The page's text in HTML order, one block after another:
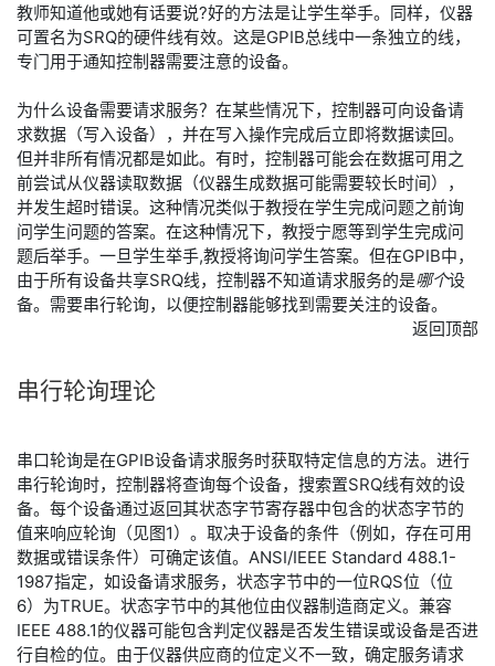
教师知道他或她有话要说?好的方法是让学生举手。同样，仪器
可置名为SRQ的硬件线有效。这是GPIB总线中一条独立的线，
专门用于通知控制器需要注意的设备。
为什么设备需要请求服务？在某些情况下，控制器可向设备请
求数据（写入设备），并在写入操作完成后立即将数据读回。
但并非所有情况都是如此。有时，控制器可能会在数据可用之
前尝试从仪器读取数据（仪器生成数据可能需要较长时间），
并发生超时错误。这种情况类似于教授在学生完成问题之前询
问学生问题的答案。在这种情况下，教授宁愿等到学生完成问
题后举手。一旦学生举手,教授将询问学生答案。但在GPIB中，
由于所有设备共享SRQ线，控制器不知道请求服务的是哪个设
备。需要串行轮询，以便控制器能够找到需要关注的设备。
返回顶部
串行轮询理论
串口轮询是在GPIB设备请求服务时获取特定信息的方法。进行
串行轮询时，控制器将查询每个设备，搜索置SRQ线有效的设
备。每个设备通过返回其状态字节寄存器中包含的状态字节的
值来响应轮询（见图1）。取决于设备的条件（例如，存在可用
数据或错误条件）可确定该值。ANSI/IEEE Standard 488.1-
1987指定，如设备请求服务，状态字节中的一位RQS位（位
6）为TRUE。状态字节中的其他位由仪器制造商定义。兼容
IEEE 488.1的仪器可能包含判定仪器是否发生错误或设备是否进
行自检的位。由于仪器供应商的位定义不一致，确定服务请求